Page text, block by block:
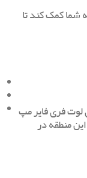
شما کمک کند تا
لوت فری فایر مپ
منطقه در